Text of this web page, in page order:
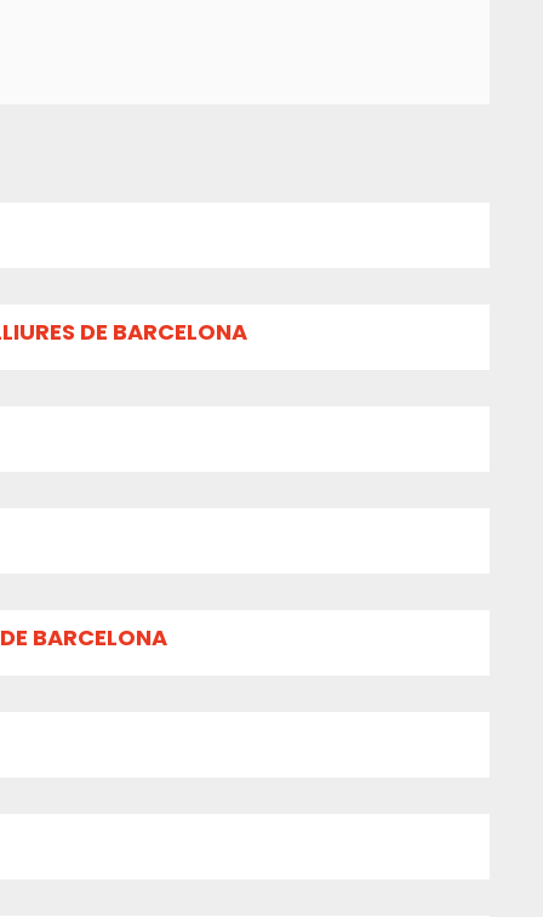
DE BARCELONA
BARCELONA